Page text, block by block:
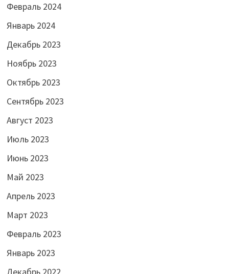
Февраль 2024
Январь 2024
Декабрь 2023
Ноябрь 2023
Октябрь 2023
Сентябрь 2023
Август 2023
Июль 2023
Июнь 2023
Май 2023
Апрель 2023
Март 2023
Февраль 2023
Январь 2023